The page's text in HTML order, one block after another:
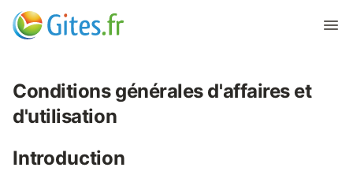
Conditions générales d'affaires et
d'utilisation
Introduction